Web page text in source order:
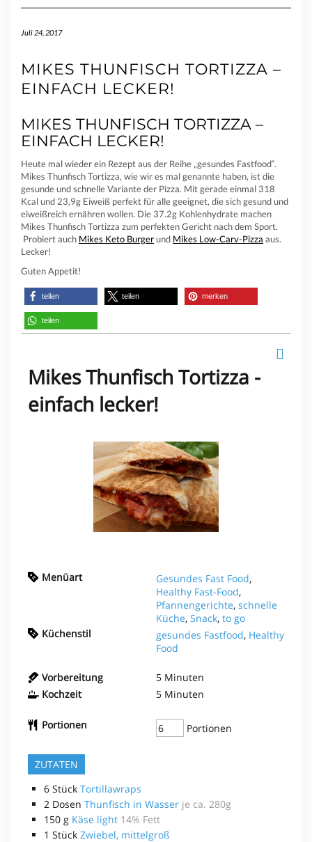
Juli 24, 2017
MIKES THUNFISCH TORTIZZA –
EINFACH LECKER!
MIKES THUNFISCH TORTIZZA –
EINFACH LECKER!
Heute mal wieder ein Rezept aus der Reihe „gesundes Fastfood“.
Mikes Thunfisch Tortizza, wie wir es mal genannte haben, ist die
gesunde und schnelle Variante der Pizza. Mit gerade einmal 318
Kcal und 23,9g Eiweiß perfekt für alle geeignet, die sich gesund und
eiweißreich ernähren wollen. Die 37.2g Kohlenhydrate machen
Mikes Thunfisch Tortizza zum perfekten Gericht nach dem Sport.
Probiert auch Mikes Keto Burgerund Mikes Low-Carv-Pizza aus.
Lecker!
Guten Appetit!
teilen teilen merken
teilen
Mikes Thunfisch Tortizza -
einfach lecker!
Menüart Gesundes Fast Food,
Healthy Fast-Food,
Pfannengerichte, schnelle
Küche, Snack, to go
Küchenstil
gesundes Fastfood, Healthy
Food
Vorbereitung 5 Minuten
Kochzeit
5 Minuten
Portionen Portionen
ZUTATEN
6 Stück Tortillawraps
2 Dosen Thunfisch in Wasser je ca. 280g
150 g Käse light 14% Fett
1 Stück Zwiebel, mittelgroß